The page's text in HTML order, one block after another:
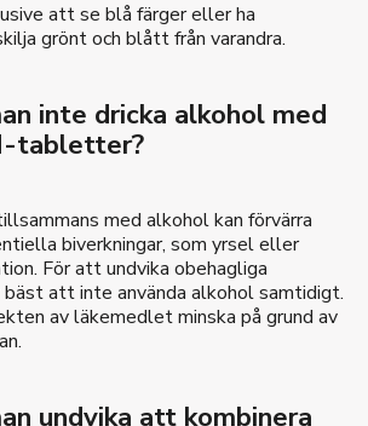
att se blå färger eller ha
grönt och blått från varandra.
inte dricka alkohol med
tabletter?
med alkohol kan förvärra
biverkningar, som yrsel eller
För att undvika obehagliga
bäst att inte använda alkohol samtidigt.
av läkemedlet minska på grund av
undvika att kombinera